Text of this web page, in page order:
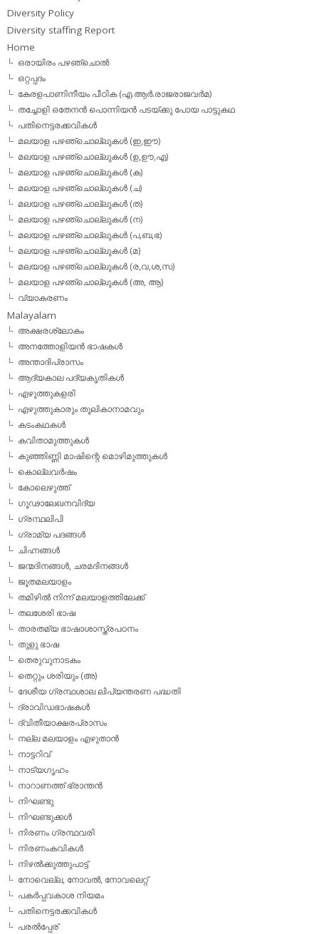
Diversity Policy
Diversity staffing Report
Home
ഒരായിരം പഴഞ്ചൊല്‍
ഒറ്റപ്പദം
കേരളപാണിനീയം പീഠിക (എ.ആര്‍.രാജരാജവര്‍മ)
തച്ചോളി ഒതേനൻ പൊന്നിയൻ പടയ്‌ക്കു പോയ പാട്ടുകഥ
പതിനെട്ടരക്കവികള്‍
മലയാള പഴഞ്ചൊല്ലുകള്‍ (ഇ,ഈ)
മലയാള പഴഞ്ചൊല്ലുകള്‍ (ഉ,ഊ,എ)
മലയാള പഴഞ്ചൊല്ലുകള്‍ (ക)
മലയാള പഴഞ്ചൊല്ലുകള്‍ (ച)
മലയാള പഴഞ്ചൊല്ലുകള്‍ (ത)
മലയാള പഴഞ്ചൊല്ലുകള്‍ (ന)
മലയാള പഴഞ്ചൊല്ലുകള്‍ (പ,ബ,ഭ)
മലയാള പഴഞ്ചൊല്ലുകള്‍ (മ)
മലയാള പഴഞ്ചൊല്ലുകള്‍ (ര,വ,ശ,സ)
മലയാള പഴഞ്ചൊല്ലുകൾ (അ, ആ)
വ്യാകരണം
Malayalam
അക്ഷരശ്ലോകം
അനത്തോളിയന്‍ ഭാഷകള്‍
അന്താദിപ്രാസം
ആദ്യകാല പദ്യകൃതികള്‍
എഴുത്തുകളരി
എഴുത്തുകാരും തൂലികാനാമവും
കടംകഥകള്‍
കവിതാമുത്തുകള്‍
കുഞ്ഞിണ്ണി മാഷിന്റെ മൊഴിമുത്തുകള്‍
കൊല്ലവര്‍ഷം
കോലെഴുത്ത്
ഗൂഢാലേഖനവിദ്യ
ഗ്രന്ഥലിപി
ഗ്രാമ്യ പദങ്ങള്‍
ചിഹ്നങ്ങള്‍
ജന്മദിനങ്ങള്‍, ചരമദിനങ്ങള്‍
ജൂതമലയാളം
തമിഴില്‍ നിന്ന് മലയാളത്തിലേക്ക്
തലശേരി ഭാഷ
താരതമ്യ ഭാഷാശാസ്ത്രപഠനം
തുളു ഭാഷ
തെരുവുനാടകം
തെറ്റും ശരിയും (അ)
ദേശീയ ഗ്രന്ഥശാല ലിപ്യന്തരണ പദ്ധതി
ദ്രാവിഡഭാഷകള്‍
ദ്വിതീയാക്ഷരപ്രാസം
നല്ല മലയാളം എഴുതാന്‍
നാട്ടറിവ്
നാട്യഗൃഹം
നാറാണത്ത് ഭ്രാന്തന്‍
നിഘണ്ടു
നിഘണ്ടുക്കള്‍
നിരണം ഗ്രന്ഥവരി
നിരണംകവികള്‍
നിഴല്‍ക്കുത്തുപാട്ട്
നോവെല്ല, നോവല്‍, നോവലെറ്റ്
പകര്‍പ്പവകാശ നിയമം
പതിനെട്ടരക്കവികള്‍
പരല്‍പ്പേര്